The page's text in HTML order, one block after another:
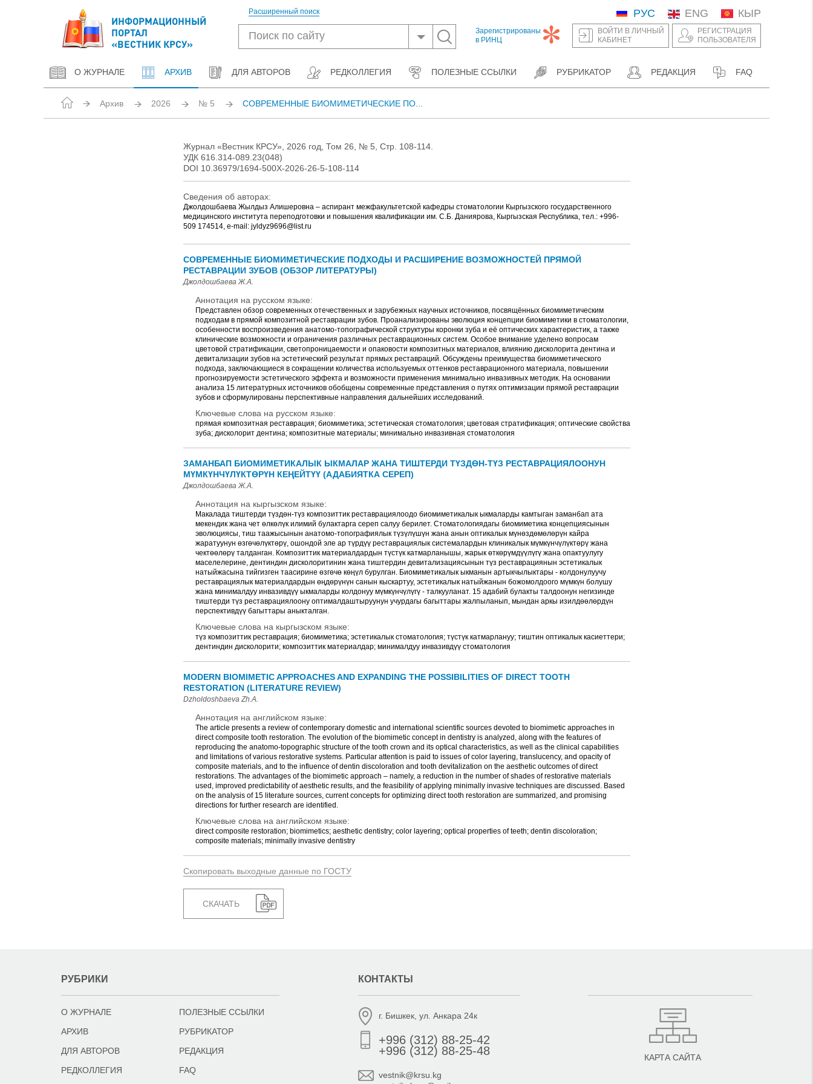
ИНФОРМАЦИОННЫЙ
ПОРТАЛ
«ВЕСТНИК КРСУ»
Расширенный поиск
Зарегистрированы
в РИНЦ
РУС ENG КЫР
ВОЙТИ В ЛИЧНЫЙ
КАБИНЕТ
РЕГИСТРАЦИЯ
ПОЛЬЗОВАТЕЛЯ
О ЖУРНАЛЕ АРХИВ ДЛЯ АВТОРОВ РЕДКОЛЛЕГИЯ ПОЛЕЗНЫЕ ССЫЛКИ РУБРИКАТОР РЕДАКЦИЯ FAQ
Архив 2026 № 5 СОВРЕМЕННЫЕ БИОМИМЕТИЧЕСКИЕ ПО...
Журнал «Вестник КРСУ», 2026 год, Том 26, № 5, Стр. 108-114.
УДК 616.314-089.23(048)
DOI 10.36979/1694-500Х-2026-26-5-108-114
Сведения об авторах:
Джолдошбаева Жылдыз Алишеровна – аспирант межфакультетской кафедры стоматологии Кыргызского государственного
медицинского института переподготовки и повышения квалификации им. С.Б. Даниярова, Кыргызская Республика, тел.: +996-
509 174514, e-mail: jyldyz9696@list.ru
СОВРЕМЕННЫЕ БИОМИМЕТИЧЕСКИЕ ПОДХОДЫ И РАСШИРЕНИЕ ВОЗМОЖНОСТЕЙ ПРЯМОЙ
РЕСТАВРАЦИИ ЗУБОВ (ОБЗОР ЛИТЕРАТУРЫ)
Джолдошбаева Ж.А.
Аннотация на русском языке:
Представлен обзор современных отечественных и зарубежных научных источников, посвящённых биомиметическим
подходам в прямой композитной реставрации зубов. Проанализированы эволюция концепции биомиметики в стоматологии,
особенности воспроизведения анатомо-топографической структуры коронки зуба и её оптических характеристик, а также
клинические возможности и ограничения различных реставрационных систем. Особое внимание уделено вопросам
цветовой стратификации, светопроницаемости и опаковости композитных материалов, влиянию дисколорита дентина и
девитализации зубов на эстетический результат прямых реставраций. Обсуждены преимущества биомиметического
подхода, заключающиеся в сокращении количества используемых оттенков реставрационного материала, повышении
прогнозируемости эстетического эффекта и возможности применения минимально инвазивных методик. На основании
анализа 15 литературных источников обобщены современные представления о путях оптимизации прямой реставрации
зубов и сформулированы перспективные направления дальнейших исследований.
Ключевые слова на русском языке:
прямая композитная реставрация; биомиметика; эстетическая стоматология; цветовая стратификация; оптические свойства
зуба; дисколорит дентина; композитные материалы; минимально инвазивная стоматология
ЗАМАНБАП БИОМИМЕТИКАЛЫК ЫКМАЛАР ЖАНА ТИШТЕРДИ ТҮЗДӨН-ТҮЗ РЕСТАВРАЦИЯЛООНУН
МҮМКҮНЧҮЛҮКТӨРҮН КЕҢЕЙТҮҮ (АДАБИЯТКА СЕРЕП)
Джолдошбаева Ж.А.
Аннотация на кыргызском языке:
Макалада тиштерди түздөн-түз композиттик реставрациялоодо биомиметикалык ыкмаларды камтыган заманбап ата
мекендик жана чет өлкөлүк илимий булактарга сереп салуу берилет. Стоматологиядагы биомиметика концепциясынын
эволюциясы, тиш таажысынын анатомо-топографиялык түзүлүшүн жана анын оптикалык мүнөздөмөлөрүн кайра
жаратуунун өзгөчөлүктөрү, ошондой эле ар түрдүү реставрациялык системалардын клиникалык мүмкүнчүлүктөрү жана
чектөөлөрү талданган. Композиттик материалдардын түстүк катмарланышы, жарык өткөрүмдүүлүгү жана опактуулугу
маселелерине, дентиндин дисколоритинин жана тиштердин девитализациясынын түз реставрациянын эстетикалык
натыйжасына тийгизген таасирине өзгөчө көңүл бурулган. Биомиметикалык ыкманын артыкчылыктары - колдонулуучу
реставрациялык материалдардын өңдөрүнүн санын кыскартуу, эстетикалык натыйжанын божомолдоого мүмкүн болушу
жана минималдуу инвазивдүү ыкмаларды колдонуу мүмкүнчүлүгү - талкууланат. 15 адабий булакты талдоонун негизинде
тиштерди түз реставрациялоону оптималдаштыруунун учурдагы багыттары жалпыланып, мындан аркы изилдөөлөрдүн
перспективдүү багыттары аныкталган.
Ключевые слова на кыргызском языке:
түз композиттик реставрация; биомиметика; эстетикалык стоматология; түстүк катмарлануу; тиштин оптикалык касиеттери;
дентиндин дисколорити; композиттик материалдар; минималдуу инвазивдүү стоматология
MODERN BIOMIMETIC APPROACHES AND EXPANDING THE POSSIBILITIES OF DIRECT TOOTH
RESTORATION (LITERATURE REVIEW)
Dzholdoshbaeva Zh.A.
Аннотация на английском языке:
The article presents a review of contemporary domestic and international scientific sources devoted to biomimetic approaches in
direct composite tooth restoration. The evolution of the biomimetic concept in dentistry is analyzed, along with the features of
reproducing the anatomo-topographic structure of the tooth crown and its optical characteristics, as well as the clinical capabilities
and limitations of various restorative systems. Particular attention is paid to issues of color layering, translucency, and opacity of
composite materials, and to the influence of dentin discoloration and tooth devitalization on the aesthetic outcomes of direct
restorations. The advantages of the biomimetic approach – namely, a reduction in the number of shades of restorative materials
used, improved predictability of aesthetic results, and the feasibility of applying minimally invasive techniques are discussed. Based
on the analysis of 15 literature sources, current concepts for optimizing direct tooth restoration are summarized, and promising
directions for further research are identified.
Ключевые слова на английском языке:
direct composite restoration; biomimetics; aesthetic dentistry; color layering; optical properties of teeth; dentin discoloration;
composite materials; minimally invasive dentistry
Скопировать выходные данные по ГОСТУ
СКАЧАТЬ
РУБРИКИ
О ЖУРНАЛЕ
АРХИВ
ДЛЯ АВТОРОВ
РЕДКОЛЛЕГИЯ
ПОЛЕЗНЫЕ ССЫЛКИ
РУБРИКАТОР
РЕДАКЦИЯ
FAQ
КОНТАКТЫ
г. Бишкек, ул. Анкара 24к
+996 (312) 88-25-42
+996 (312) 88-25-48
vestnik@krsu.kg
КАРТА САЙТА